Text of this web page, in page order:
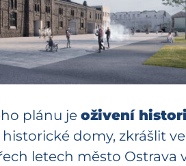
plánu je oživení
domy, zkrášlit
letech město Ostrava